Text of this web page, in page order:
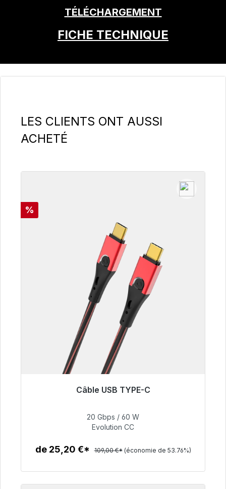
TÉLÉCHARGEMENT
FICHE TECHNIQUE
Ignorer la galerie de produits
LES CLIENTS ONT AUSSI
ACHETÉ
Réduction
%
Câble USB TYPE-C
50,40 €
20 Gbps / 60 W
Evolution CC
de 25,20 €* 109,00 €* (économie de 53.76%)